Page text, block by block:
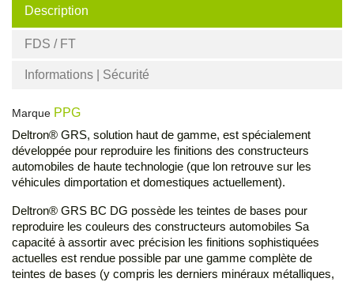
Description
FDS / FT
Informations | Sécurité
Marque PPG
Deltron® GRS, solution haut de gamme, est spécialement
développée pour reproduire les finitions des constructeurs
automobiles de haute technologie (que lon retrouve sur les
véhicules dimportation et domestiques actuellement).
Deltron® GRS BC DG possède les teintes de bases pour
reproduire les couleurs des constructeurs automobiles Sa
capacité à assortir avec précision les finitions sophistiquées
actuelles est rendue possible par une gamme complète de
teintes de bases (y compris les derniers minéraux métalliques,